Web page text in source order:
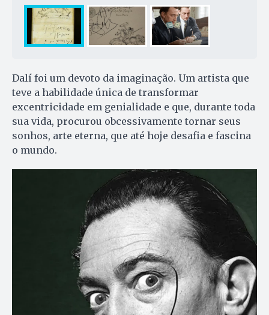
Dalí foi um devoto da imaginação. Um artista que
teve a habilidade única de transformar
excentricidade em genialidade e que, durante toda
sua vida, procurou obcessivamente tornar seus
sonhos, arte eterna, que até hoje desafia e fascina
o mundo.